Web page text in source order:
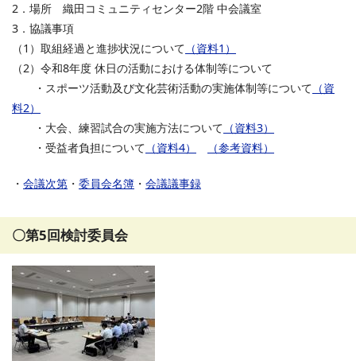
2．場所 織田コミュニティセンター2階 中会議室
3．協議事項
（1）取組経過と進捗状況について （資料1）
（2）令和8年度 休日の活動における体制等について
・スポーツ活動及び文化芸術活動の実施体制等について （資
料2）
・大会、練習試合の実施方法について （資料3）
・受益者負担について （資料4） （参考資料）
・ 会議次第 ・ 委員会名簿 ・ 会議議事録
〇第5回検討委員会